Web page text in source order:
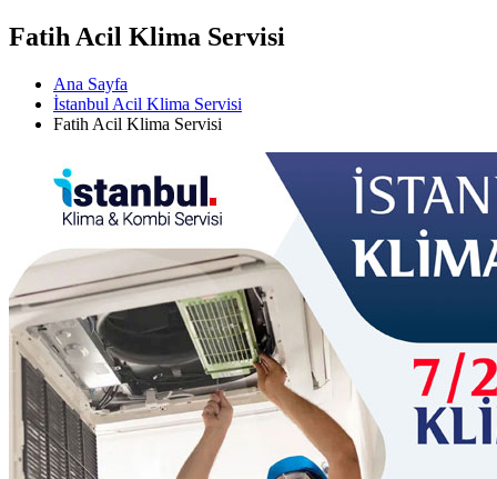
Fatih Acil Klima Servisi
Ana Sayfa
İstanbul Acil Klima Servisi
Fatih Acil Klima Servisi